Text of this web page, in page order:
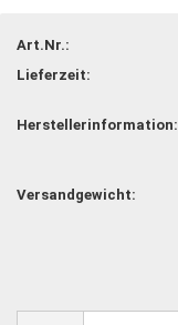
Art.Nr.:
Lieferzeit:
Herstellerinformation:
Versandgewicht: